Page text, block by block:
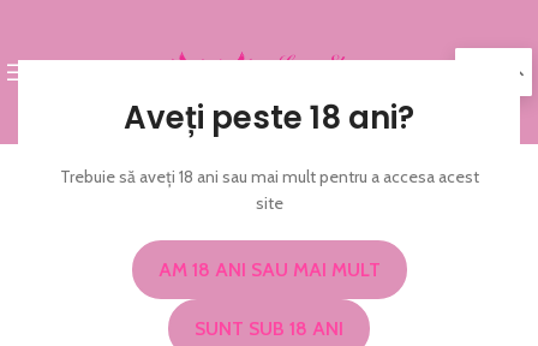
Aveți peste 18 ani?
Trebuie să aveți 18 ani sau mai mult pentru a accesa acest
site
AM 18 ANI SAU MAI MULT
SUNT SUB 18 ANI